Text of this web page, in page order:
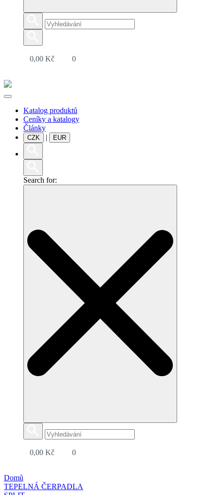
0,00 Kč 0
Katalog produktů
Ceníky a katalogy
Články
CZK | EUR
Search for:
0,00 Kč 0
Domů
TEPELNÁ ČERPADLA